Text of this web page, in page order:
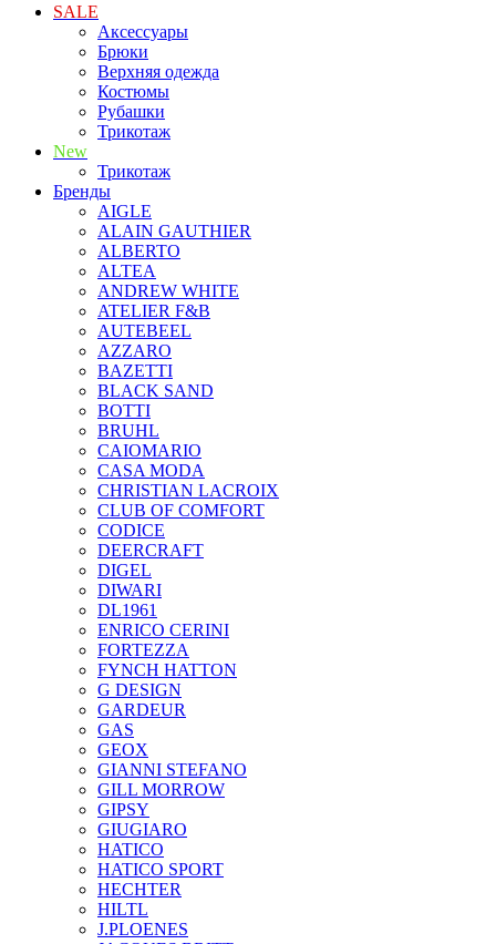
SALE
Аксессуары
Брюки
Верхняя одежда
Костюмы
Рубашки
Трикотаж
New
Трикотаж
Бренды
AIGLE
ALAIN GAUTHIER
ALBERTO
ALTEA
ANDREW WHITE
ATELIER F&B
AUTEBEEL
AZZARO
BAZETTI
BLACK SAND
BOTTI
BRUHL
CAIOMARIO
CASA MODA
CHRISTIAN LACROIX
CLUB OF COMFORT
CODICE
DEERCRAFT
DIGEL
DIWARI
DL1961
ENRICO CERINI
FORTEZZA
FYNCH HATTON
G DESIGN
GARDEUR
GAS
GEOX
GIANNI STEFANO
GILL MORROW
GIPSY
GIUGIARO
HATICO
HATICO SPORT
HECHTER
HILTL
J.PLOENES